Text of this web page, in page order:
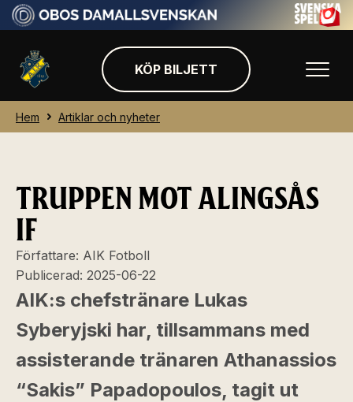
KÖP BILJETT
Hem Artiklar och nyheter
TRUPPEN MOT ALINGSÅS
IF
Författare: AIK Fotboll
Publicerad: 2025-06-22
AIK:s chefstränare Lukas
Syberyjski har, tillsammans med
assisterande tränaren Athanassios
“Sakis” Papadopoulos, tagit ut